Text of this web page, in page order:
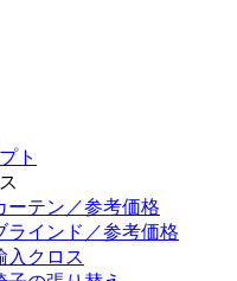
ト
ーテン／参考価格
ラインド／参考価格
入クロス